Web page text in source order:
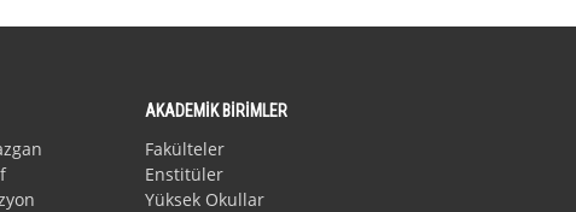
AKADEMİK BİRİMLER
Fakülteler
Enstitüler
Yüksek Okullar